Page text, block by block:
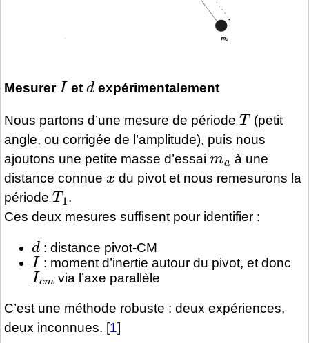
Mesurer
I
et
d
expérimentalement
Nous partons d’une mesure de période
T
(petit
angle, ou corrigée de l’amplitude), puis nous
ajoutons une petite masse d’essai
ma
à une
distance connue
x
du pivot et nous remesurons la
période
T1
.
Ces deux mesures suffisent pour identifier :
d
: distance pivot-CM
I
: moment d’inertie autour du pivot, et donc
Ic m
via l’axe parallèle
C’est une méthode robuste : deux expériences,
deux inconnues. [1]